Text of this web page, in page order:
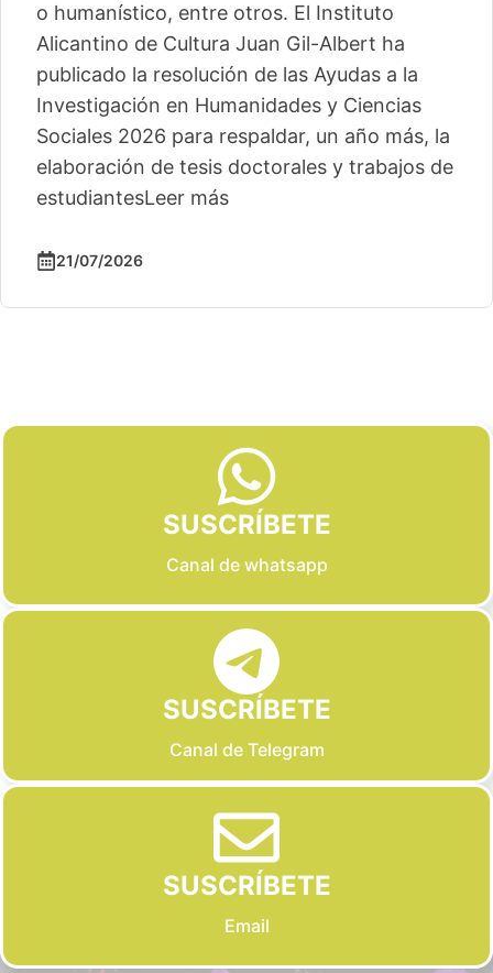
o humanístico, entre otros. El Instituto
Alicantino de Cultura Juan Gil-Albert ha
publicado la resolución de las Ayudas a la
Investigación en Humanidades y Ciencias
Sociales 2026 para respaldar, un año más, la
elaboración de tesis doctorales y trabajos de
estudiantesLeer más
21/07/2026
SUSCRÍBETE
Canal de whatsapp
SUSCRÍBETE
Canal de Telegram
SUSCRÍBETE
Email